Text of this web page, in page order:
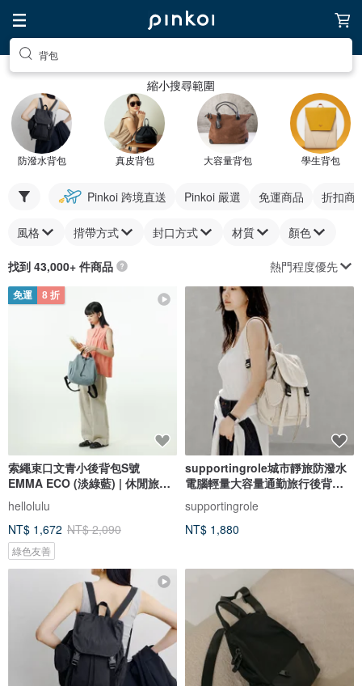
背包
縮小搜尋範圍
防潑水背包 真皮背包 大容量背包 學生背包
Pinkoi 跨境直送 Pinkoi 嚴選 免運商品 折扣商
風格 揹帶方式 封口方式 材質 顏色
找到 43,000+ 件商品 熱門程度優先
免運 8 折
索繩束口文青小後背包S號
EMMA ECO (淡綠藍) | 休閒旅行
雙肩包
hellolulu
NT$ 1,672 NT$ 2,090
綠色友善
supportingrole城市靜旅防潑水
電腦輕量大容量通勤旅行後背包
supportingrole
NT$ 1,880